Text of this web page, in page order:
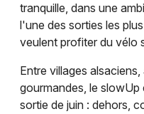
tranquille, dans une
l'une des sorties les
veulent profiter du vélo
Entre villages
gourmandes, le
sortie de juin : dehors,